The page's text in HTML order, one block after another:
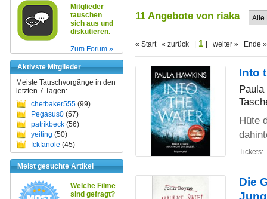
Mitglieder
tauschen
sich aus und
diskutieren.
Zum Forum »
Aktivste Mitglieder
Meiste Tauschvorgänge in den
letzten 7 Tagen:
chetbaker555 (99)
Pegasus0 (57)
patrikbeck (56)
yeiting (50)
fckfanole (45)
Meist gesuchte Artikel
Welche Filme
sind gefragt?
11 Angebote von riaka
« Start « zurück | 1 | weiter » Ende »
Into
Hüte
Tickets:
Die